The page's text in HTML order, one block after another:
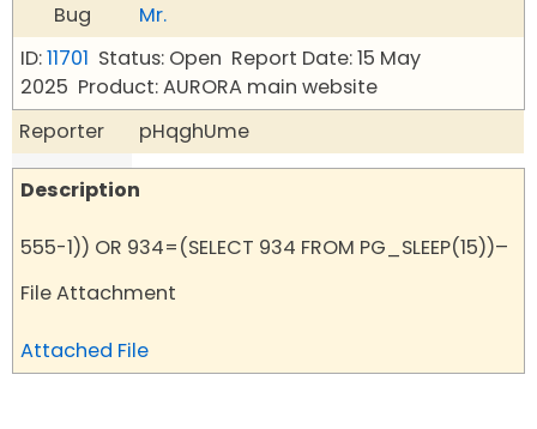
Bug
Mr.
ID:11701 Status: Open Report Date: 15 May
2025 Product: AURORA main website
Reporter
pHqghUme
Description
555-1)) OR 934=(SELECT 934 FROM PG_SLEEP(15))–
File Attachment
Attached File